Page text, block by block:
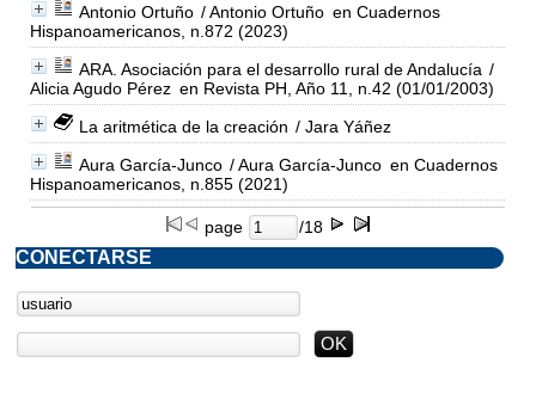
Antonio Ortuño / Antonio Ortuño en Cuadernos
Hispanoamericanos, n.872 (2023)
ARA. Asociación para el desarrollo rural de Andalucía /
Alicia Agudo Pérez en Revista PH, Año 11, n.42 (01/01/2003)
La aritmética de la creación / Jara Yáñez
Aura García-Junco / Aura García-Junco en Cuadernos
Hispanoamericanos, n.855 (2021)
page /18
CONECTARSE